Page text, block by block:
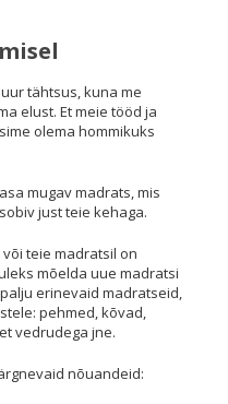
tähtsus, kuna me
elust. Et meie tööd ja
olema hommikuks
mugav madrats, mis
just teie kehaga.
teie madratsil on
mõelda uue madratsi
erinevaid madratseid,
pehmed, kõvad,
vedrudega jne.
nõuandeid: